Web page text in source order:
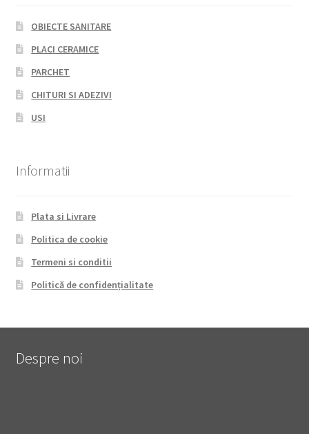
OBIECTE SANITARE
PLACI CERAMICE
PARCHET
CHITURI SI ADEZIVI
USI
Informatii
Plata si Livrare
Politica de cookie
Termeni si conditii
Politică de confidențialitate
Despre noi